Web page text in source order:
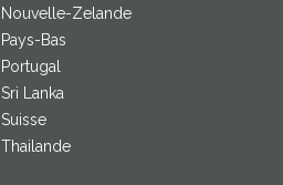
Nouvelle-Zelande
Pays-Bas
Portugal
Sri Lanka
Suisse
Thailande